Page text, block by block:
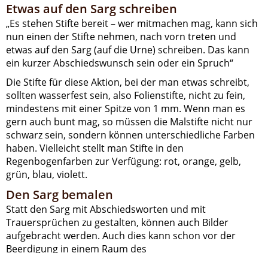
Etwas auf den Sarg schreiben
„Es stehen Stifte bereit – wer mitmachen mag, kann sich
nun einen der Stifte nehmen, nach vorn treten und
etwas auf den Sarg (auf die Urne) schreiben. Das kann
ein kurzer Abschiedswunsch sein oder ein Spruch“
Die Stifte für diese Aktion, bei der man etwas schreibt,
sollten wasserfest sein, also Folienstifte, nicht zu fein,
mindestens mit einer Spitze von 1 mm. Wenn man es
gern auch bunt mag, so müssen die Malstifte nicht nur
schwarz sein, sondern können unterschiedliche Farben
haben. Vielleicht stellt man Stifte in den
Regenbogenfarben zur Verfügung: rot, orange, gelb,
grün, blau, violett.
Den Sarg bemalen
Statt den Sarg mit Abschiedsworten und mit
Trauersprüchen zu gestalten, können auch Bilder
aufgebracht werden. Auch dies kann schon vor der
Beerdigung in einem Raum des